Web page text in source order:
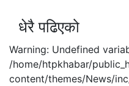
धेरै पढिएको
Warning: Undefined
/home/htpkhabar/
content/themes/News/